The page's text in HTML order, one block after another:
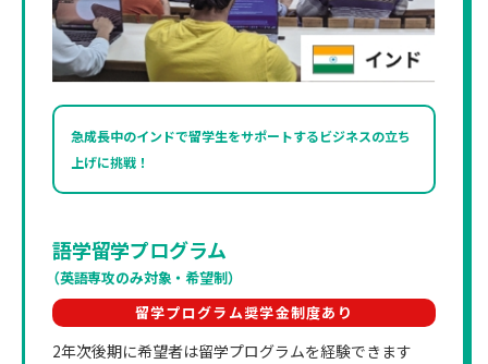
急成長中のインドで留学生をサポートするビジネスの立ち
上げに挑戦！
語学留学プログラム
（英語専攻のみ対象・希望制）
留学プログラム奨学金制度あり
2年次後期に希望者は留学プログラムを経験できます